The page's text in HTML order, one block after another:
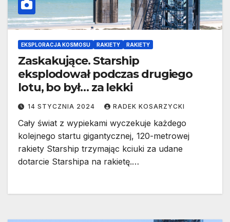
EKSPLORACJA KOSMOSU RAKIETY RAKIETY
Zaskakujące. Starship
eksplodował podczas drugiego
lotu, bo był… za lekki
14 STYCZNIA 2024 RADEK KOSARZYCKI
Cały świat z wypiekami wyczekuje każdego
kolejnego startu gigantycznej, 120-metrowej
rakiety Starship trzymając kciuki za udane
dotarcie Starshipa na rakietę.…